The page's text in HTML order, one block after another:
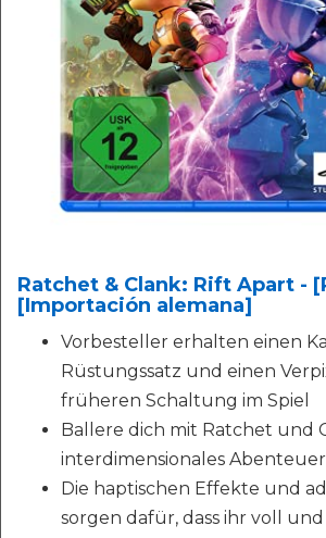
Ratchet & Clank: Rift Apart -
[Importación alemana]
Vorbesteller erhalten einen
Rüstungssatz und einen
früheren Schaltung im Spiel
Ballere dich mit Ratchet und
interdimensionales Abenteuer
Die haptischen Effekte und
sorgen dafür, dass ihr voll